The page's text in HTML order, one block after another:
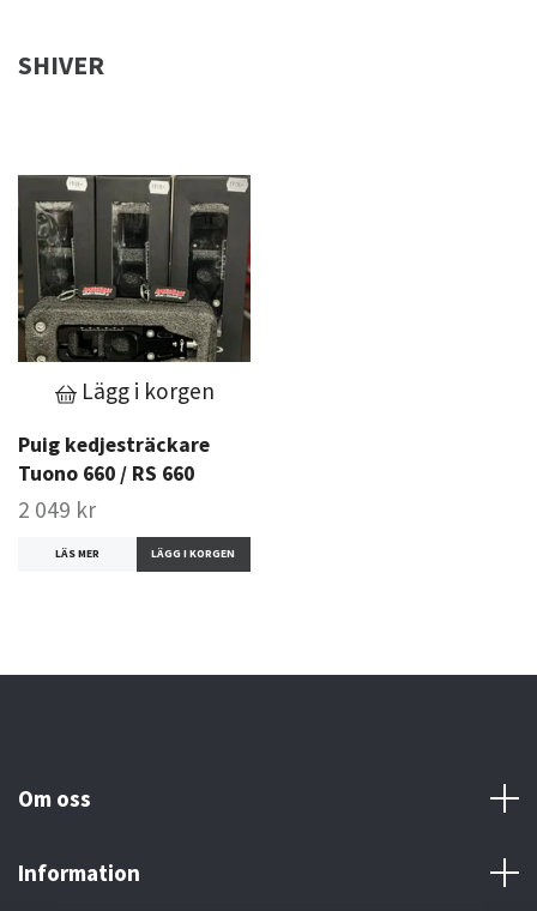
SHIVER
Lägg i korgen
Puig kedjesträckare
Tuono 660 / RS 660
2 049 kr
LÄS MER
Om oss
Information